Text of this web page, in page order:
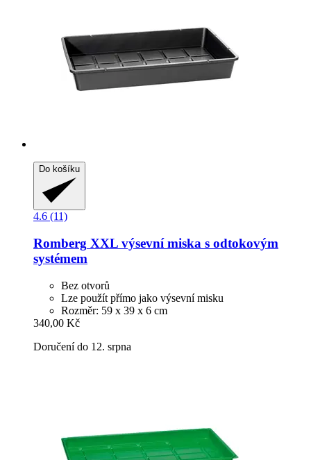
Do košíku
4.6 (11)
Romberg XXL výsevní miska s odtokovým
systémem
Bez otvorů
Lze použít přímo jako výsevní misku
Rozměr: 59 x 39 x 6 cm
340,00 Kč
Doručení do 12. srpna